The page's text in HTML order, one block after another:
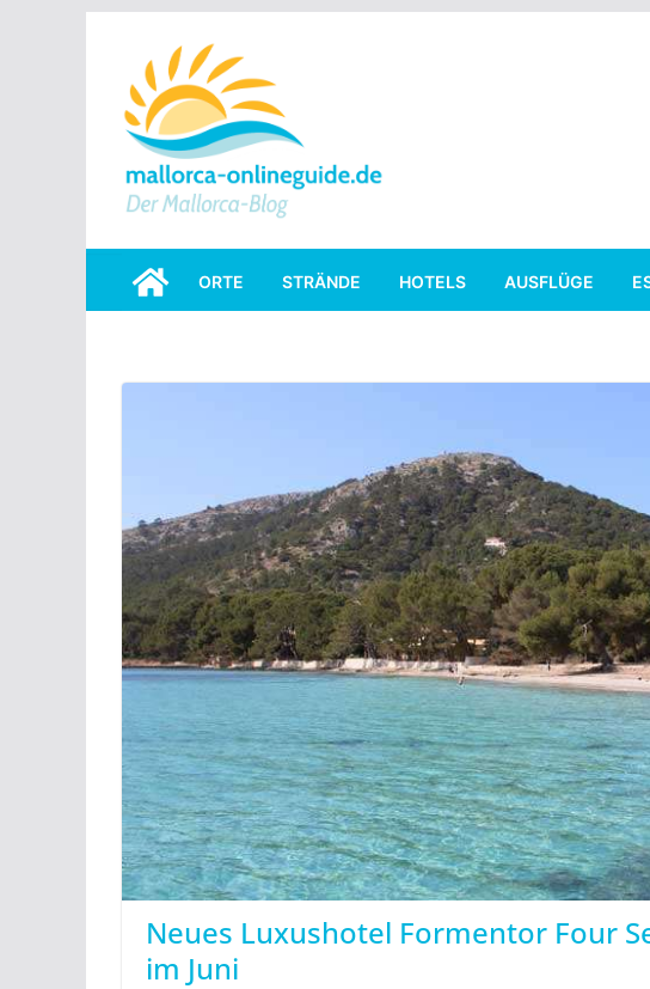
content
ORTE STRÄNDE HOTELS AUSFLÜGE
Neues Luxushotel Formentor Four
im Juni